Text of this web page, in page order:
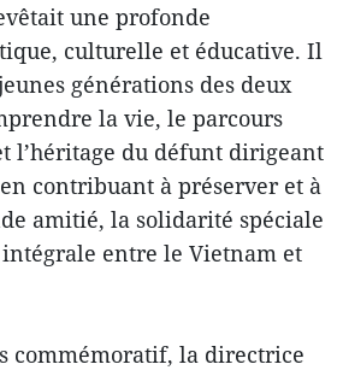
une profonde
culturelle et éducative. Il
générations des deux
la vie, le parcours
l’héritage du défunt dirigeant
contribuant à préserver et à
amitié, la solidarité spéciale
entre le Vietnam et
commémoratif, la directrice